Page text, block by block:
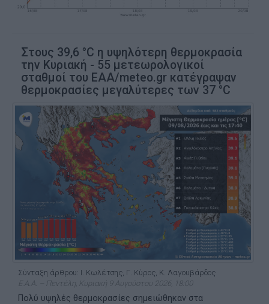
Στους 39,6 °C η υψηλότερη θερμοκρασία
την Κυριακή - 55 μετεωρολογικοί
σταθμοί του ΕΑΑ/meteo.gr κατέγραψαν
θερμοκρασίες μεγαλύτερες των 37 °C
Σύνταξη άρθρου: Ι. Κωλέτσης, Γ. Κύρος, Κ. Λαγουβάρδος
Ε.Α.Α. – Πεντέλη, Κυριακή 9 Αυγούστου 2026, 18:00
Πολύ υψηλές θερμοκρασίες σημειώθηκαν στα